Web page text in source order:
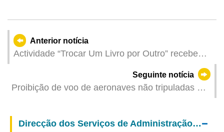
Anterior notícia
Actividade “Trocar Um Livro por Outro” recebe
realiza mais sessões para promover a partilha da
leitura
Seguinte notícia
Proibição de voo de aeronaves não tripuladas da
Nacionais
Direcção dos Serviços de Administração e Função Pública